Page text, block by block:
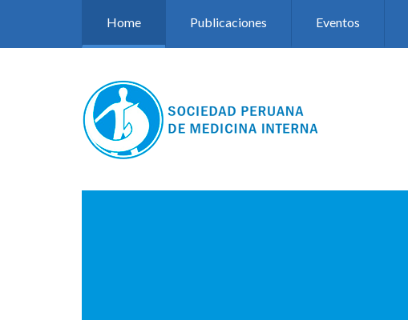
Home Publicaciones Eventos